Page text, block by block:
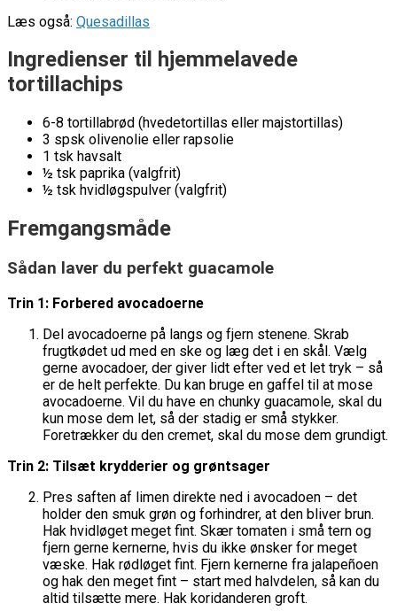
Læs også: Quesadillas
Ingredienser til hjemmelavede
tortillachips
6-8 tortillabrød (hvedetortillas eller majstortillas)
3 spsk olivenolie eller rapsolie
1 tsk havsalt
½ tsk paprika (valgfrit)
½ tsk hvidløgspulver (valgfrit)
Fremgangsmåde
Sådan laver du perfekt guacamole
Trin 1: Forbered avocadoerne
Del avocadoerne på langs og fjern stenene. Skrab
frugtkødet ud med en ske og læg det i en skål. Vælg
gerne avocadoer, der giver lidt efter ved et let tryk – så
er de helt perfekte. Du kan bruge en gaffel til at mose
avocadoerne. Vil du have en chunky guacamole, skal du
kun mose dem let, så der stadig er små stykker.
Foretrækker du den cremet, skal du mose dem grundigt.
Trin 2: Tilsæt krydderier og grøntsager
Pres saften af limen direkte ned i avocadoen – det
holder den smuk grøn og forhindrer, at den bliver brun.
Hak hvidløget meget fint. Skær tomaten i små tern og
fjern gerne kernerne, hvis du ikke ønsker for meget
væske. Hak rødløget fint. Fjern kernerne fra jalapeñoen
og hak den meget fint – start med halvdelen, så kan du
altid tilsætte mere. Hak koridanderen groft.